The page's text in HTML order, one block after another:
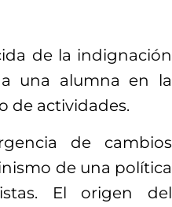
de la indignación
una alumna en la
de actividades.
de cambios
de una política
El origen del